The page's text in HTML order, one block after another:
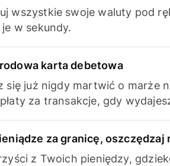
wszystkie swoje waluty pod
w sekundy.
karta debetowa
się już nigdy martwić o marże
za transakcje, gdy
za granicę, oszczędzaj
z Twoich pieniędzy,